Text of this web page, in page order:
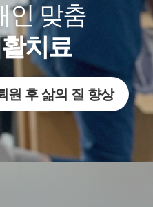
인 맞춤
치료
원 후 삶의 질 향상